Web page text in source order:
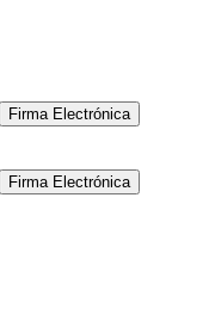
Firma Electrónica
Firma Electrónica